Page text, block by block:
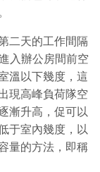
二天的工作間隔
入辦公房間前空
溫以下幾度，這
現高峰負荷隊空
漸升高，促可以
于室內幾度，以
量的方法，即稱